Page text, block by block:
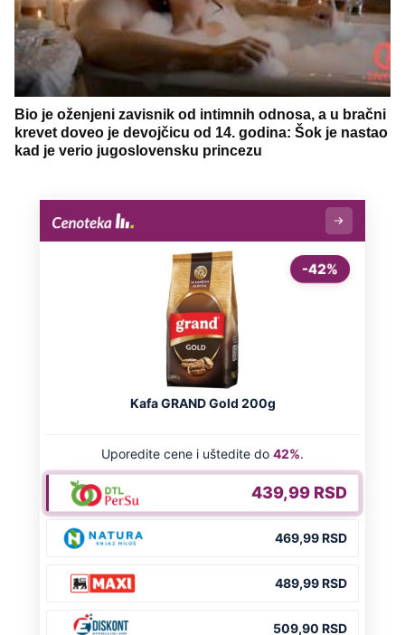
Bio je oženjeni zavisnik od intimnih odnosa, a u bračni
krevet doveo je devojčicu od 14. godina: Šok je nastao
kad je verio jugoslovensku princezu